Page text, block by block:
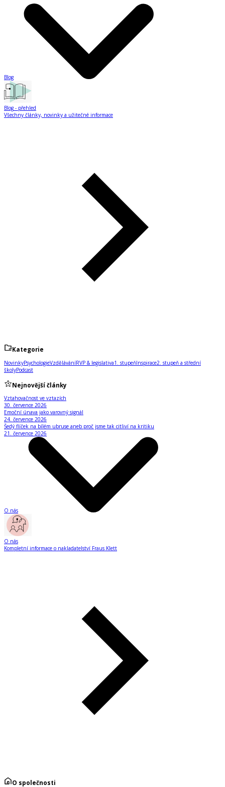
Blog
Blog - přehled
Všechny články, novinky a užitečné informace
Kategorie
NovinkyPsychologieVzděláváníRVP & legislativa1. stupeňInspirace2. stupeň a střední
školyPodcast
Nejnovější články
Vztahovačnost ve vztazích
30. července 2026
Emoční únava jako varovný signál
24. července 2026
Šedý flíček na bílém ubruse aneb proč jsme tak citliví na kritiku
21. července 2026
O nás
O nás
Kompletní informace o nakladatelství Fraus Klett
O společnosti